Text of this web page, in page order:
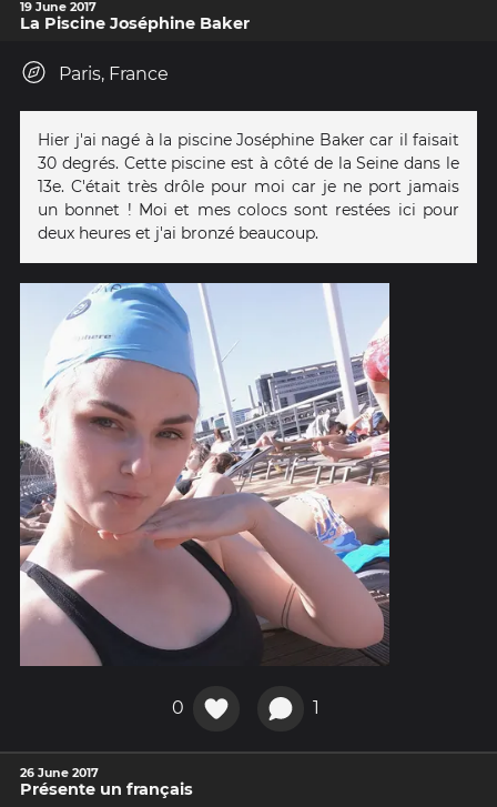
19 June 2017
La Piscine Joséphine Baker
Paris, France
Hier j'ai nagé à la piscine Joséphine Baker car il faisait
30 degrés. Cette piscine est à côté de la Seine dans le
13e. C'était très drôle pour moi car je ne port jamais
un bonnet ! Moi et mes colocs sont restées ici pour
deux heures et j'ai bronzé beaucoup.
0 1
26 June 2017
Présente un français